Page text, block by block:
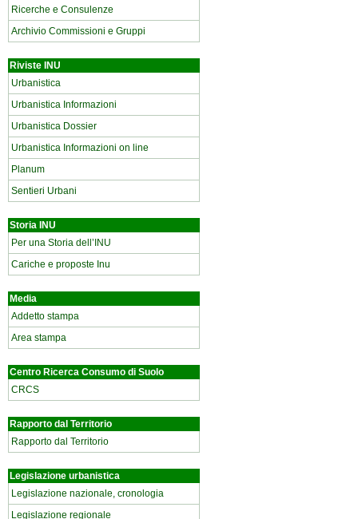
Ricerche e Consulenze
Archivio Commissioni e Gruppi
Riviste INU
Urbanistica
Urbanistica Informazioni
Urbanistica Dossier
Urbanistica Informazioni on line
Planum
Sentieri Urbani
Storia INU
Per una Storia dell’INU
Cariche e proposte Inu
Media
Addetto stampa
Area stampa
Centro Ricerca Consumo di Suolo
CRCS
Rapporto dal Territorio
Rapporto dal Territorio
Legislazione urbanistica
Legislazione nazionale, cronologia
Legislazione regionale